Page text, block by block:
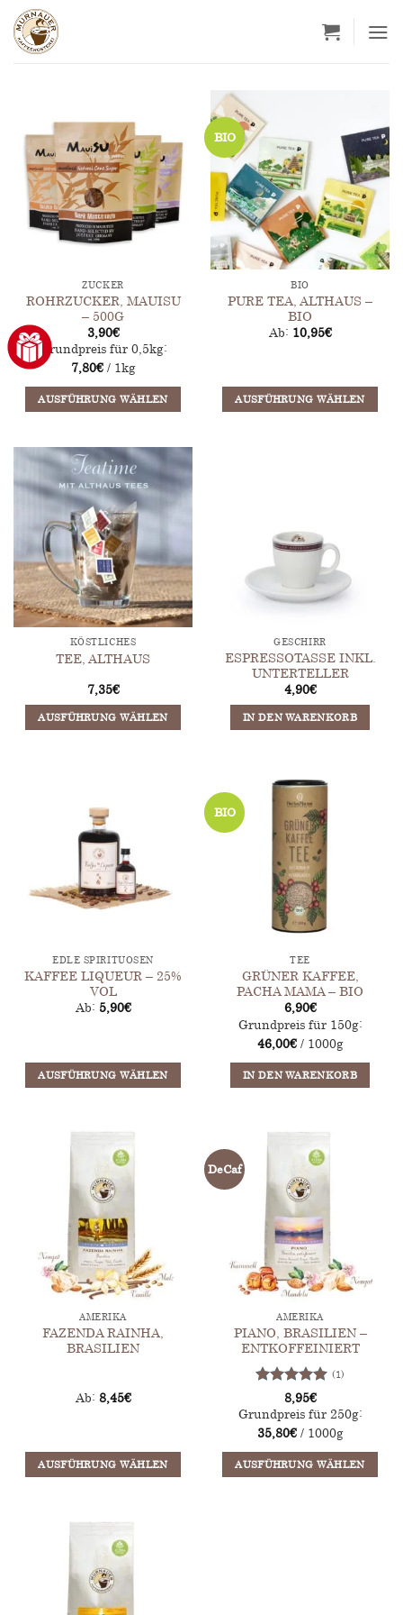
Zum
Inhalt
springen
ZUCKER
ROHRZUCKER, MAUISU
– 500G
3,90€
Grundpreis für 0,5kg:
7,80€/ 1kg
AUSFÜHRUNG WÄHLEN
weist
mehrere
Varianten
auf.
Die
Optionen
können
auf
der
Produktseite
gewählt
werden
BIO
BIO
PURE TEA, ALTHAUS –
BIO
Ab: 10,95€
AUSFÜHRUNG WÄHLEN
Die
Optionen
können
auf
der
gewählt
werden
KÖSTLICHES
TEE, ALTHAUS
7,35€
AUSFÜHRUNG WÄHLEN
Varianten
auf.
Die
Optionen
können
auf
gewählt
werden
GESCHIRR
ESPRESSOTASSE INKL.
UNTERTELLER
4,90€
IN DEN WARENKORB
EDLE SPIRITUOSEN
KAFFEE LIQUEUR – 25%
VOL
Ab: 5,90€
AUSFÜHRUNG WÄHLEN
weist
mehrere
Varianten
auf.
Die
Optionen
können
auf
der
gewählt
werden
BIO
TEE
GRÜNER KAFFEE,
PACHA MAMA – BIO
6,90€
Grundpreis für 150g:
46,00€/ 1000g
IN DEN WARENKORB
AMERIKA
FAZENDA RAINHA,
BRASILIEN
Ab: 8,45€
AUSFÜHRUNG WÄHLEN
weist
mehrere
Varianten
auf.
Die
DeCaf
AMERIKA
PIANO, BRASILIEN –
ENTKOFFEINIERT
Bewertet
mit5von
5
(1)
8,95€
Grundpreis für 250g:
35,80€/ 1000g
AUSFÜHRUNG WÄHLEN